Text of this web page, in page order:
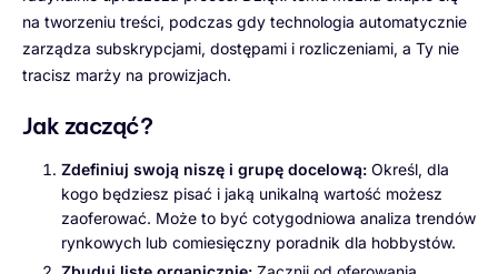
na tworzeniu treści, podczas gdy technologia automatycznie
zarządza subskrypcjami, dostępami i rozliczeniami, a Ty nie
tracisz marży na prowizjach.
Jak zacząć?
Zdefiniuj swoją niszę i grupę docelową: Określ, dla
kogo będziesz pisać i jaką unikalną wartość możesz
zaoferować. Może to być cotygodniowa analiza trendów
rynkowych lub comiesięczny poradnik dla hobbystów.